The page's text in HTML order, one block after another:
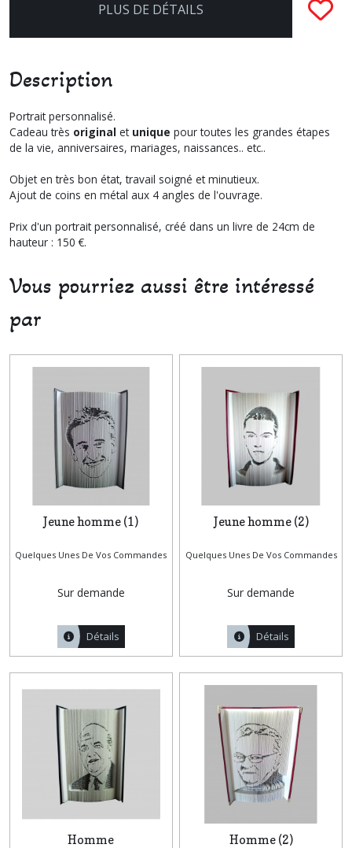
PLUS DE DÉTAILS
Description
Portrait personnalisé.
Cadeau très original et unique pour toutes les grandes étapes
de la vie, anniversaires, mariages, naissances.. etc..
Objet en très bon état, travail soigné et minutieux.
Ajout de coins en métal aux 4 angles de l'ouvrage.
Prix d'un portrait personnalisé, créé dans un livre de 24cm de
hauteur : 150 €.
Vous pourriez aussi être intéressé
par
Jeune homme (1)
Quelques Unes De Vos Commandes
Sur demande
Détails
Jeune homme (2)
Quelques Unes De Vos Commandes
Sur demande
Détails
Homme Homme (2)